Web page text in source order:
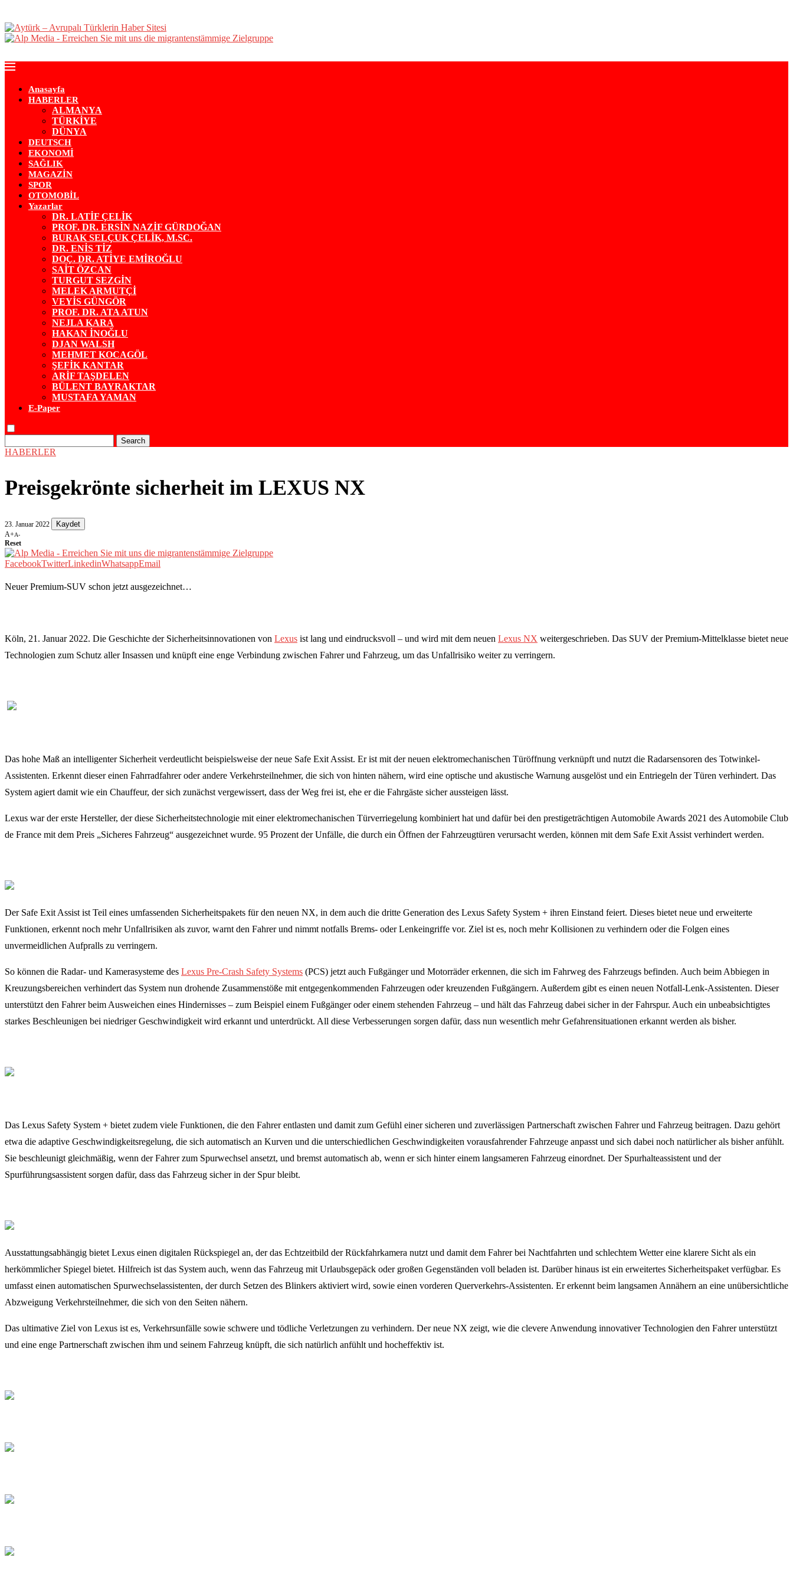
Anasayfa
HABERLER
ALMANYA
TÜRKİYE
DÜNYA
DEUTSCH
EKONOMİ
SAĞLIK
MAGAZİN
SPOR
OTOMOBİL
Yazarlar
DR. LATİF ÇELİK
PROF. DR. ERSİN NAZİF GÜRDOĞAN
BURAK SELÇUK ÇELİK, M.SC.
DR. ENİS TİZ
DOÇ. DR. ATİYE EMİROĞLU
SAİT ÖZCAN
TURGUT SEZGİN
MELEK ARMUTÇİ
VEYİS GÜNGÖR
PROF. DR. ATA ATUN
NEJLA KARA
HAKAN İNOĞLU
DJAN WALSH
MEHMET KOCAGÖL
ŞEFİK KANTAR
ARİF TAŞDELEN
BÜLENT BAYRAKTAR
MUSTAFA YAMAN
E-Paper
Search
HABERLER
Preisgekrönte sicherheit im LEXUS NX
23. Januar 2022 Kaydet
A+A-
Reset
FacebookTwitterLinkedinWhatsappEmail
Neuer Premium-SUV schon jetzt ausgezeichnet…
Köln, 21. Januar 2022. Die Geschichte der Sicherheitsinnovationen von Lexus ist lang und eindrucksvoll – und wird mit dem neuen Lexus NX weitergeschrieben. Das SUV der Premium-Mittelklasse bietet neue
Technologien zum Schutz aller Insassen und knüpft eine enge Verbindung zwischen Fahrer und Fahrzeug, um das Unfallrisiko weiter zu verringern.
Das hohe Maß an intelligenter Sicherheit verdeutlicht beispielsweise der neue Safe Exit Assist. Er ist mit der neuen elektromechanischen Türöffnung verknüpft und nutzt die Radarsensoren des Totwinkel-
Assistenten. Erkennt dieser einen Fahrradfahrer oder andere Verkehrsteilnehmer, die sich von hinten nähern, wird eine optische und akustische Warnung ausgelöst und ein Entriegeln der Türen verhindert. Das
System agiert damit wie ein Chauffeur, der sich zunächst vergewissert, dass der Weg frei ist, ehe er die Fahrgäste sicher aussteigen lässt.
Lexus war der erste Hersteller, der diese Sicherheitstechnologie mit einer elektromechanischen Türverriegelung kombiniert hat und dafür bei den prestigeträchtigen Automobile Awards 2021 des Automobile Club
de France mit dem Preis „Sicheres Fahrzeug“ ausgezeichnet wurde. 95 Prozent der Unfälle, die durch ein Öffnen der Fahrzeugtüren verursacht werden, können mit dem Safe Exit Assist verhindert werden.
Der Safe Exit Assist ist Teil eines umfassenden Sicherheitspakets für den neuen NX, in dem auch die dritte Generation des Lexus Safety System + ihren Einstand feiert. Dieses bietet neue und erweiterte
Funktionen, erkennt noch mehr Unfallrisiken als zuvor, warnt den Fahrer und nimmt notfalls Brems- oder Lenkeingriffe vor. Ziel ist es, noch mehr Kollisionen zu verhindern oder die Folgen eines
unvermeidlichen Aufpralls zu verringern.
So können die Radar- und Kamerasysteme des Lexus Pre-Crash Safety Systems (PCS) jetzt auch Fußgänger und Motorräder erkennen, die sich im Fahrweg des Fahrzeugs befinden. Auch beim Abbiegen in
Kreuzungsbereichen verhindert das System nun drohende Zusammenstöße mit entgegenkommenden Fahrzeugen oder kreuzenden Fußgängern. Außerdem gibt es einen neuen Notfall-Lenk-Assistenten. Dieser
unterstützt den Fahrer beim Ausweichen eines Hindernisses – zum Beispiel einem Fußgänger oder einem stehenden Fahrzeug – und hält das Fahrzeug dabei sicher in der Fahrspur. Auch ein unbeabsichtigtes
starkes Beschleunigen bei niedriger Geschwindigkeit wird erkannt und unterdrückt. All diese Verbesserungen sorgen dafür, dass nun wesentlich mehr Gefahrensituationen erkannt werden als bisher.
Das Lexus Safety System + bietet zudem viele Funktionen, die den Fahrer entlasten und damit zum Gefühl einer sicheren und zuverlässigen Partnerschaft zwischen Fahrer und Fahrzeug beitragen. Dazu gehört
etwa die adaptive Geschwindigkeitsregelung, die sich automatisch an Kurven und die unterschiedlichen Geschwindigkeiten vorausfahrender Fahrzeuge anpasst und sich dabei noch natürlicher als bisher anfühlt.
Sie beschleunigt gleichmäßig, wenn der Fahrer zum Spurwechsel ansetzt, und bremst automatisch ab, wenn er sich hinter einem langsameren Fahrzeug einordnet. Der Spurhalteassistent und der
Spurführungsassistent sorgen dafür, dass das Fahrzeug sicher in der Spur bleibt.
Ausstattungsabhängig bietet Lexus einen digitalen Rückspiegel an, der das Echtzeitbild der Rückfahrkamera nutzt und damit dem Fahrer bei Nachtfahrten und schlechtem Wetter eine klarere Sicht als ein
herkömmlicher Spiegel bietet. Hilfreich ist das System auch, wenn das Fahrzeug mit Urlaubsgepäck oder großen Gegenständen voll beladen ist. Darüber hinaus ist ein erweitertes Sicherheitspaket verfügbar. Es
umfasst einen automatischen Spurwechselassistenten, der durch Setzen des Blinkers aktiviert wird, sowie einen vorderen Querverkehrs-Assistenten. Er erkennt beim langsamen Annähern an eine unübersichtliche
Abzweigung Verkehrsteilnehmer, die sich von den Seiten nähern.
Das ultimative Ziel von Lexus ist es, Verkehrsunfälle sowie schwere und tödliche Verletzungen zu verhindern. Der neue NX zeigt, wie die clevere Anwendung innovativer Technologien den Fahrer unterstützt
und eine enge Partnerschaft zwischen ihm und seinem Fahrzeug knüpft, die sich natürlich anfühlt und hocheffektiv ist.